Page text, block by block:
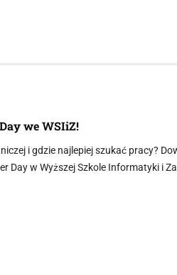
we WSIiZ!
i gdzie najlepiej szukać pracy?
Day w Wyższej Szkole Informatyki i